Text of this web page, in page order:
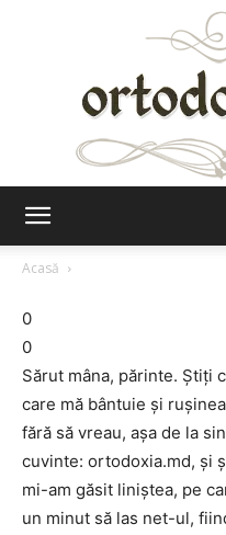
Acasă
0
0
Sărut mâna, părinte. Ştiţi
care mă bântuie şi
fără să vreau, aşa de la
cuvinte: ortodoxia.md, şi
mi-am găsit liniştea, pe
un minut să las net-ul,